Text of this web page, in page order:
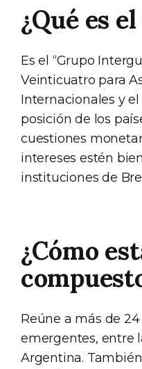
¿Qué es
Es el “Grupo
Veinticuatro para
Internacionales y el
posición de los
cuestiones
intereses estén
instituciones de
¿Cómo
Reúne a más de
emergentes, entre
Argentina.